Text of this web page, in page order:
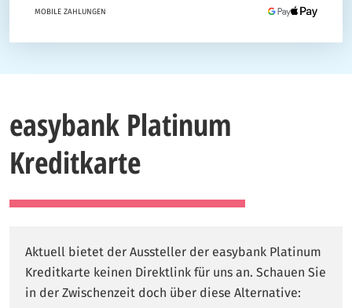
MOBILE ZAHLUNGEN
easybank Platinum
Kreditkarte
Aktuell bietet der Aussteller der easybank Platinum
Kreditkarte keinen Direktlink für uns an. Schauen Sie
in der Zwischenzeit doch über diese Alternative: